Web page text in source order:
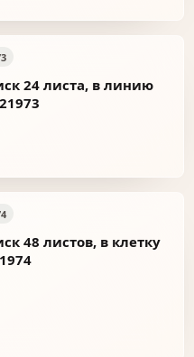
24 листа, в линию
48 листов, в клетку